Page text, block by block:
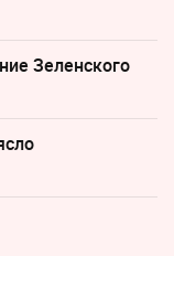
Зеленского